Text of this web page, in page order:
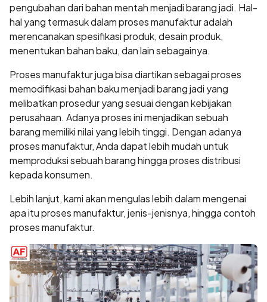
pengubahan dari bahan mentah menjadi barang jadi. Hal-
hal yang termasuk dalam proses manufaktur adalah
merencanakan spesifikasi produk, desain produk,
menentukan bahan baku, dan lain sebagainya.
Proses manufaktur juga bisa diartikan sebagai proses
memodifikasi bahan baku menjadi barang jadi yang
melibatkan prosedur yang sesuai dengan kebijakan
perusahaan. Adanya proses ini menjadikan sebuah
barang memiliki nilai yang lebih tinggi. Dengan adanya
proses manufaktur, Anda dapat lebih mudah untuk
memproduksi sebuah barang hingga proses distribusi
kepada konsumen.
Lebih lanjut, kami akan mengulas lebih dalam mengenai
apa itu proses manufaktur, jenis-jenisnya, hingga contoh
proses manufaktur.